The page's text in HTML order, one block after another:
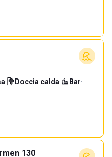
· Doccia calda· Bar·
130